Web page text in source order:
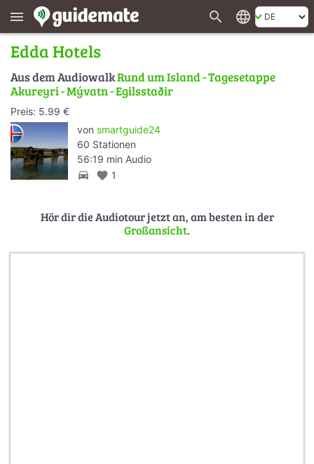
menu search language
Edda Hotels
Aus dem AudiowalkRund um Island - Tagesetappe
Akureyri - Mývatn - Egilsstaðir
Preis: 5.99 €
von smartguide24
60 Stationen
56:19 min Audio
directions_car favorite 1
Hör dir die Audiotour jetzt an, am besten in der
Großansicht.